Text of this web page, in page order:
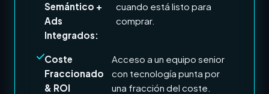
Semántico +
Ads
Integrados:
cuando está listo para
comprar.
Coste
Fraccionado
& ROI
Acceso a un equipo senior
con tecnología punta por
una fracción del coste.